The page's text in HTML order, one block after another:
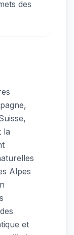
des
la
Alpes
et